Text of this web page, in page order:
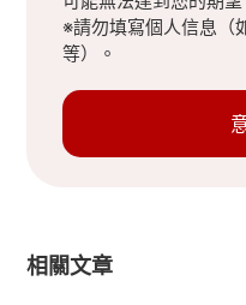
※請勿填寫個人信息（
等）。
相關文章